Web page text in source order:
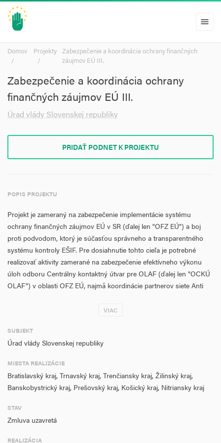
menu
Domov Projekty Zabezpečenie a koordinácia ochrany finančných
záujmov EÚ III.
Zabezpečenie a koordinácia ochrany
finančných záujmov EÚ III.
Úrad vlády Slovenskej republiky
PRIDAŤ PODNET K PROJEKTU
POPIS PROJEKTU
Projekt je zameraný na zabezpečenie implementácie systému
ochrany finančných záujmov EÚ v SR (ďalej len "OFZ EÚ") a boj
proti podvodom, ktorý je súčasťou správneho a transparentného
systému kontroly EŠIF. Pre dosiahnutie tohto cieľa je potrebné
realizovať aktivity zamerané na zabezpečenie efektívneho výkonu
úloh odboru Centrálny kontaktný útvar pre OLAF (ďalej len "OCKÚ
OLAF") v oblasti OFZ EÚ, najmä koordinácie partnerov siete Anti
podvodom, ďalej len "AFCOS") a výkonu kontroly s cieľom
období 2014 – 2020.
Riadiaceho výboru pre ochranu finančných záujmov EÚ v SR (ďalej
len "RV"), jeho pracovných skupín a pracovných stretnutí so
zástupcami OLAF-u a AFCOS-ov , vzdelávacie a informačné aktivity
zabezpečenie IS, technickej a administratívnej podpory pre OCKÚ
OLAF.
VIAC
SUBJEKT
Úrad vlády Slovenskej republiky
MIESTA REALIZÁCIE
Bratislavský kraj, Trnavský kraj, Trenčiansky kraj, Žilinský kraj,
Banskobystrický kraj, Prešovský kraj, Košický kraj, Nitriansky kraj
STAV
Zmluva uzavretá
REALIZÁCIA